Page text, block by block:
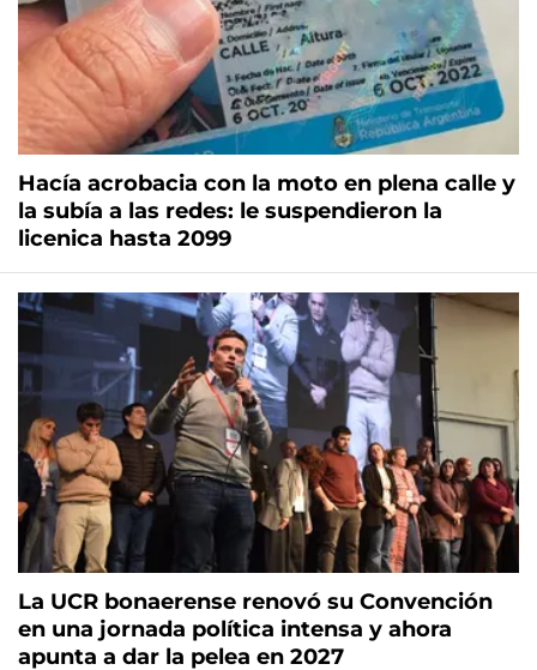
Hacía acrobacia con la moto en plena calle y
la subía a las redes: le suspendieron la
licenica hasta 2099
La UCR bonaerense renovó su Convención
en una jornada política intensa y ahora
apunta a dar la pelea en 2027